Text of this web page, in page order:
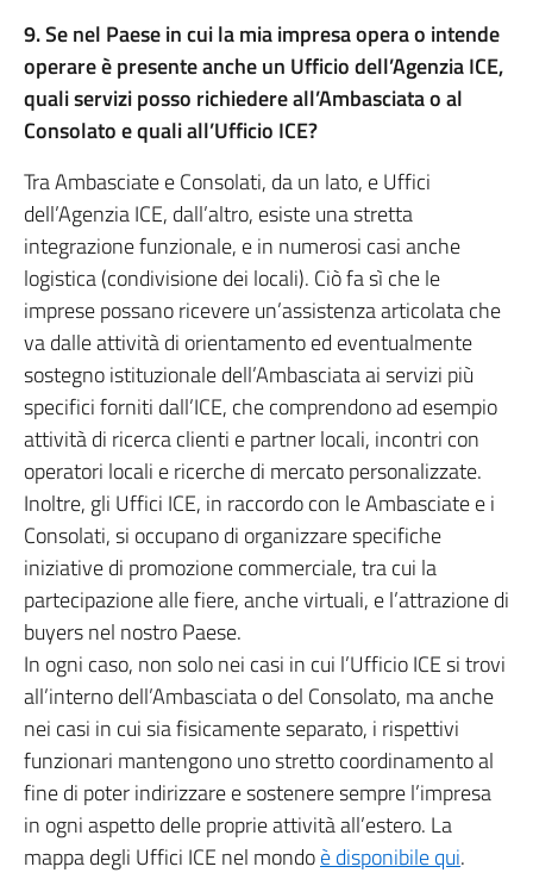
9. Se nel Paese in cui la mia impresa opera o intende
operare è presente anche un Ufficio dell’Agenzia ICE,
quali servizi posso richiedere all’Ambasciata o al
Consolato e quali all’Ufficio ICE?
Tra Ambasciate e Consolati, da un lato, e Uffici
dell’Agenzia ICE, dall’altro, esiste una stretta
integrazione funzionale, e in numerosi casi anche
logistica (condivisione dei locali). Ciò fa sì che le
imprese possano ricevere un’assistenza articolata che
va dalle attività di orientamento ed eventualmente
sostegno istituzionale dell’Ambasciata ai servizi più
specifici forniti dall’ICE, che comprendono ad esempio
attività di ricerca clienti e partner locali, incontri con
operatori locali e ricerche di mercato personalizzate.
Inoltre, gli Uffici ICE, in raccordo con le Ambasciate e i
Consolati, si occupano di organizzare specifiche
iniziative di promozione commerciale, tra cui la
partecipazione alle fiere, anche virtuali, e l’attrazione di
buyers nel nostro Paese.
In ogni caso, non solo nei casi in cui l’Ufficio ICE si trovi
all’interno dell’Ambasciata o del Consolato, ma anche
nei casi in cui sia fisicamente separato, i rispettivi
funzionari mantengono uno stretto coordinamento al
fine di poter indirizzare e sostenere sempre l’impresa
in ogni aspetto delle proprie attività all’estero. La
mappa degli Uffici ICE nel mondoè disponibile qui.